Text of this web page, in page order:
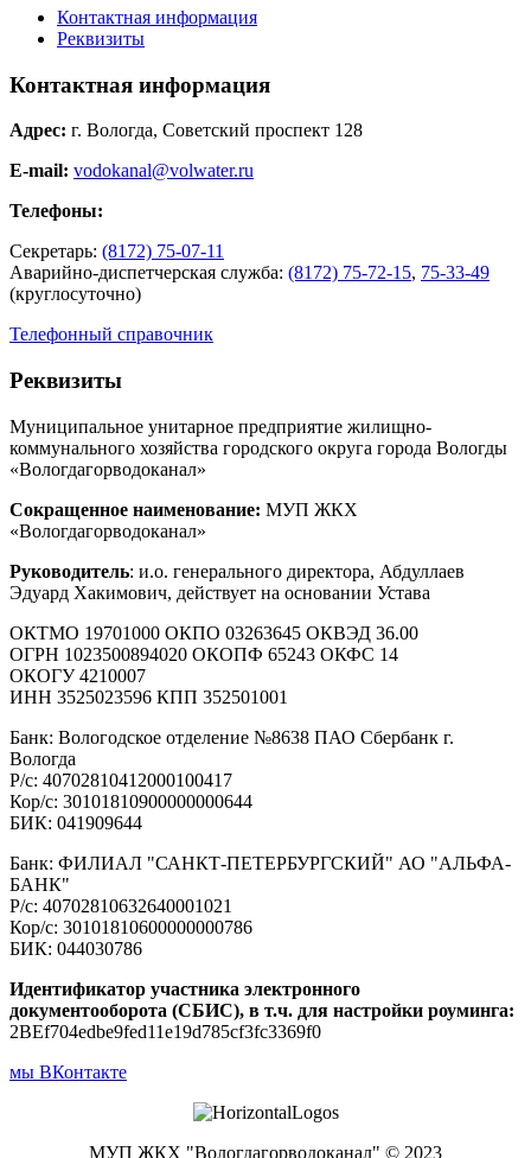
Контактная информация
Реквизиты
Контактная информация
Адрес: г. Вологда, Советский проспект 128
E-mail: vodokanal@volwater.ru
Телефоны:
Секретарь: (8172) 75-07-11
Аварийно-диспетчерская служба: (8172) 75-72-15, 75-33-49
(круглосуточно)
Телефонный справочник
Реквизиты
Муниципальное унитарное предприятие жилищно-
коммунального хозяйства городского округа города Вологды
«Вологдагорводоканал»
Сокращенное наименование: МУП ЖКХ
«Вологдагорводоканал»
Руководитель: и.о. генерального директора, Абдуллаев
Эдуард Хакимович, действует на основании Устава
ОКТМО 19701000 ОКПО 03263645 ОКВЭД 36.00
ОГРН 1023500894020 ОКОПФ 65243 ОКФС 14
ОКОГУ 4210007
ИНН 3525023596 КПП 352501001
Банк: Вологодское отделение №8638 ПАО Сбербанк г.
Вологда
Р/с: 40702810412000100417
Кор/с: 30101810900000000644
БИК: 041909644
Банк: ФИЛИАЛ "САНКТ-ПЕТЕРБУРГСКИЙ" АО "АЛЬФА-
БАНК"
Р/с: 40702810632640001021
Кор/с: 30101810600000000786
БИК: 044030786
Идентификатор участника электронного
документооборота (СБИС), в т.ч. для настройки роуминга:
2BEf704edbe9fed11e19d785cf3fc3369f0
мы ВКонтакте
МУП ЖКХ "Вологдагорводоканал" © 2023